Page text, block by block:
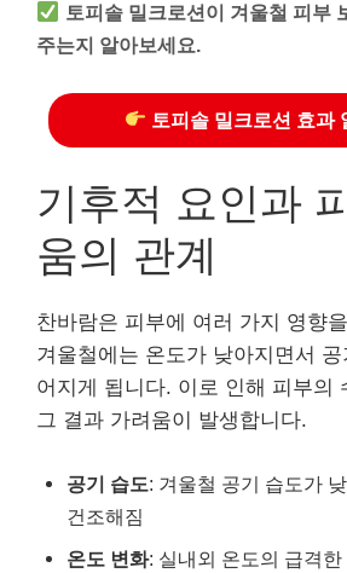
토피솔 밀크로션이 겨울철 피부
주는지 알아보세요.
토피솔 밀크로션 효과
기후적 요인과
움의 관계
찬바람은 피부에 여러 가지 영향
겨울철에는 온도가 낮아지면서
어지게 됩니다. 이로 인해 피부의
그 결과 가려움이 발생합니다.
공기 습도: 겨울철 공기 습도가
건조해짐
온도 변화: 실내외 온도의 급격